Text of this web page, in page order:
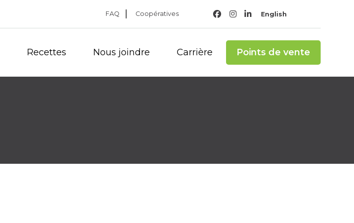
FAQ Coopératives English
Recettes Nous joindre Carrière Points de vente